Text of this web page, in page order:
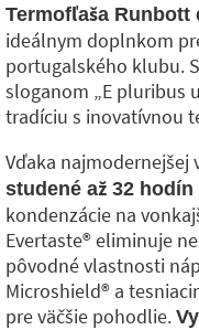
Termofľaša Runbott
ideálnym doplnkom
portugalského klubu.
sloganom „E pluribus
tradíciu s inovatívnou
Vďaka najmodernejšej
studené až 32
kondenzácie na
Evertaste® eliminuje
pôvodné vlastnosti
Microshield® a
pre väčšie pohodlie.